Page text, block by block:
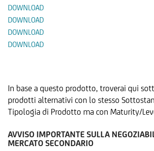
DOWNLOAD
DOWNLOAD
DOWNLOAD
DOWNLOAD
In base a questo prodotto, troverai qui
prodotti alternativi con lo stesso
Tipologia di Prodotto ma con Maturity/
AVVISO IMPORTANTE SULLA
MERCATO SECONDARIO